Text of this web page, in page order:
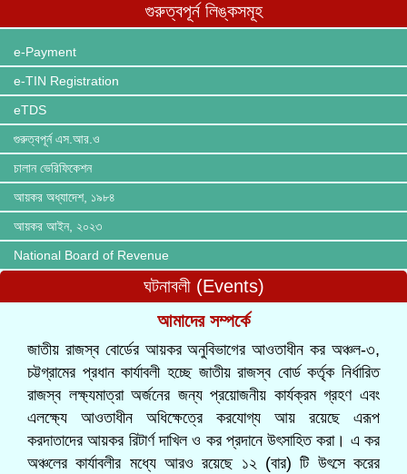
গুরুত্বপূর্ন লিঙ্কসমূহ
e-Payment
e-TIN Registration
eTDS
গুরুত্বপূর্ন এস.আর.ও
চালান ভেরিফিকেশন
আয়কর অধ্যাদেশ, ১৯৮৪
আয়কর আইন, ২০২৩
National Board of Revenue
ঘটনাবলী (Events)
আমাদের সম্পর্কে
জাতীয় রাজস্ব বোর্ডের আয়কর অনুবিভাগের আওতাধীন কর অঞ্চল-৩,
চট্টগ্রামের প্রধান কার্যাবলী হচ্ছে জাতীয় রাজস্ব বোর্ড কর্তৃক নির্ধারিত
রাজস্ব লক্ষ্যমাত্রা অর্জনের জন্য প্রয়োজনীয় কার্যক্রম গ্রহণ এবং
এলক্ষ্যে আওতাধীন অধিক্ষেত্রে করযোগ্য আয় রয়েছে এরূপ
করদাতাদের আয়কর রিটার্ণ দাখিল ও কর প্রদানে উৎসাহিত করা। এ কর
অঞ্চলের কার্যাবলীর মধ্যে আরও রয়েছে ১২ (বার) টি উৎসে করের